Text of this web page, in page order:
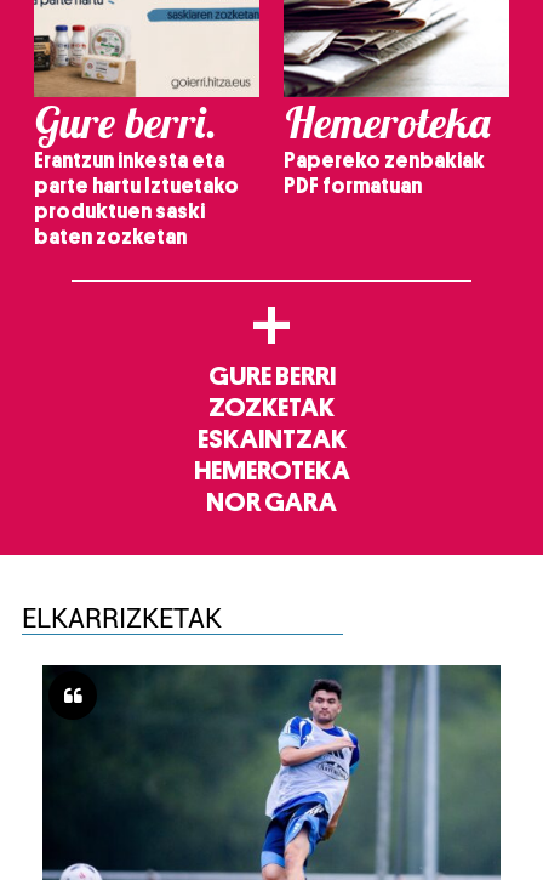
Gure berri.
Erantzun inkesta eta
parte hartu Iztuetako
produktuen saski
baten zozketan
Hemeroteka
Papereko zenbakiak
PDF formatuan
+
GURE BERRI
ZOZKETAK
ESKAINTZAK
HEMEROTEKA
NOR GARA
ELKARRIZKETAK